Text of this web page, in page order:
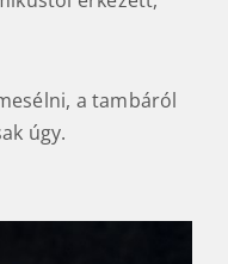
a tambáról
úgy.